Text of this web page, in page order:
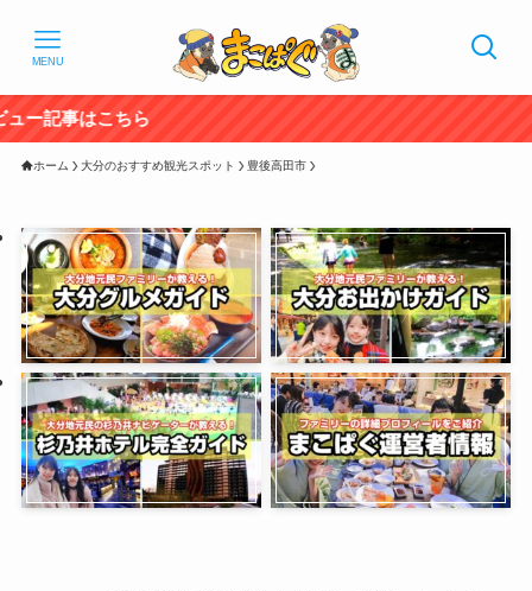
MENU
ホーム 大分のおすすめ観光スポット 豊後高田市